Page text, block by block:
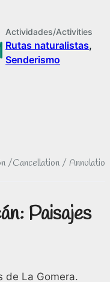
Actividades/Activities
Rutas naturalistas,
Senderismo
/Cancellation / Annulation
Paisajes
de La Gomera.